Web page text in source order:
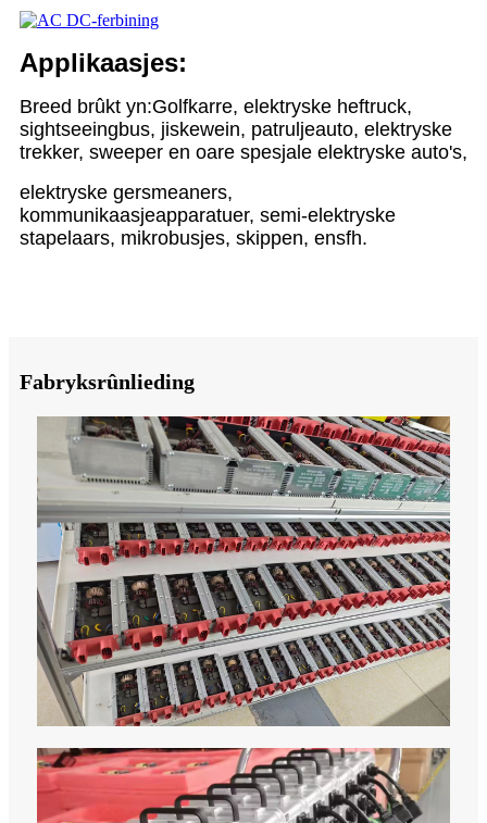
Applikaasjes:
Breed brûkt yn:Golfkarre, elektryske heftruck,
sightseeingbus, jiskewein, patruljeauto, elektryske
trekker, sweeper en oare spesjale elektryske auto's,
elektryske gersmeaners,
kommunikaasjeapparatuer, semi-elektryske
stapelaars, mikrobusjes, skippen, ensfh.
Fabryksrûnlieding